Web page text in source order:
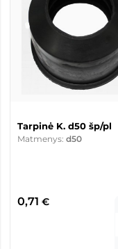
Tarpinė K. d50 šp/pl
Matmenys: d50
0,71 €